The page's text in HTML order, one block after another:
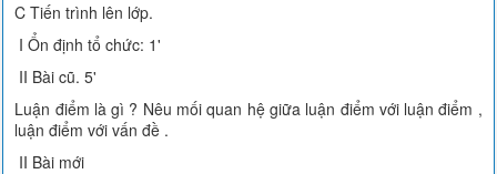
C Tiến trình lên lớp.
I Ổn định tổ chức: 1'
II Bài cũ. 5'
Luận điểm là gì ? Nêu mối quan hệ giữa luận điểm với luận điểm ,
luận điểm với vấn đề .
II Bài mới